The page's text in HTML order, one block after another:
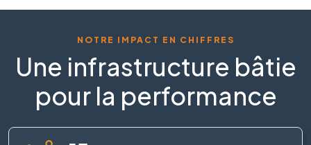
NOTRE IMPACT EN CHIFFRES
Une infrastructure bâtie
pour la performance